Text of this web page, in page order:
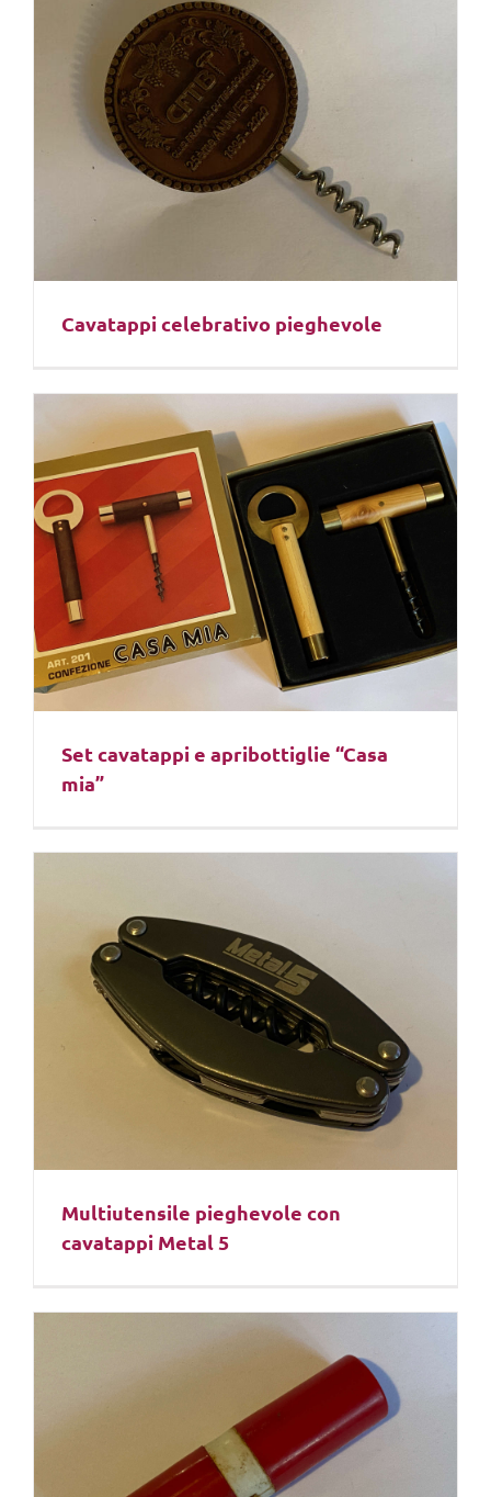
Cavatappi celebrativo pieghevole
Set cavatappi e apribottiglie “Casa
mia”
Multiutensile pieghevole con
cavatappi Metal 5